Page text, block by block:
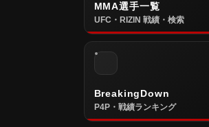
MMA選手一覧
UFC・RIZIN 戦績・検索
BreakingDown
P4P・戦績ランキング